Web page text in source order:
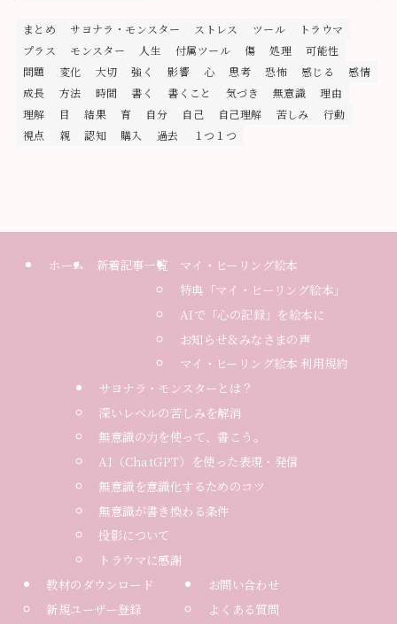
まとめ サヨナラ・モンスター ストレス ツール
トラウマ
プラス
モンスター 人生 付属ツール 傷 処理
可能性
問題
変化 大切 強く 影響 心 思考 恐怖 感じる
感情
成長
方法 時間 書く 書くこと 気づき 無意識
理由
理解
目 結果 育 自分 自己 自己理解 苦しみ
行動
視点
親 認知 購入 過去 １つ１つ
ホーム 新着記事一覧
マイ・ヒーリング絵本
特典「マイ・ヒーリング絵本」
AIで「心の記録」を絵本に
お知らせ＆みなさまの声
マイ・ヒーリング絵本 利用規約
サヨナラ・モンスターとは？
深いレベルの苦しみを解消
無意識の力を使って、書こう。
AI（ChatGPT）を使った表現・発信
無意識を意識化するためのコツ
無意識が書き換わる条件
投影について
トラウマに感謝
教材のダウンロード
新規ユーザー登録
お問い合わせ
よくある質問